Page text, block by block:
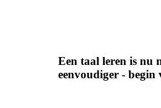
Een taal leren is nu
eenvoudiger - begin